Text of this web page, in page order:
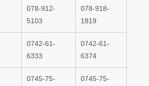
078-912-
5103
078-918-
1819
0742-61-
6333
0742-61-
6374
0745-75-
0745-75-